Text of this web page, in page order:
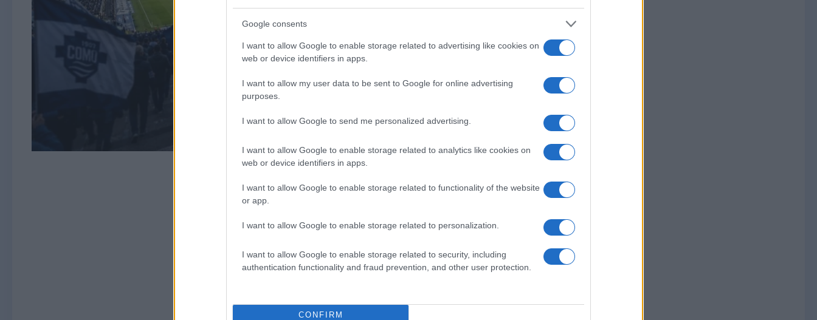
Google consents
I want to allow Google to enable storage related to advertising like cookies on
web or device identifiers in apps.
I want to allow my user data to be sent to Google for online advertising
purposes.
I want to allow Google to send me personalized advertising.
I want to allow Google to enable storage related to analytics like cookies on
web or device identifiers in apps.
I want to allow Google to enable storage related to functionality of the website
or app.
I want to allow Google to enable storage related to personalization.
I want to allow Google to enable storage related to security, including
authentication functionality and fraud prevention, and other user protection.
CONFIRM